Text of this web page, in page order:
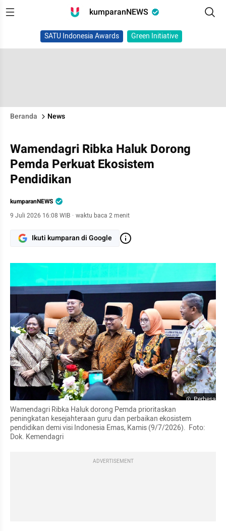
kumparanNEWS
SATU Indonesia Awards Green Initiative
Beranda News
Wamendagri Ribka Haluk Dorong
Pemda Perkuat Ekosistem
Pendidikan
kumparanNEWS
9 Juli 2026 16:08 WIB · waktu baca 2 menit
Ikuti kumparan di Google
Perbesar
Wamendagri Ribka Haluk dorong Pemda prioritaskan
peningkatan kesejahteraan guru dan perbaikan ekosistem
pendidikan demi visi Indonesia Emas, Kamis (9/7/2026).  Foto:
Dok. Kemendagri
ADVERTISEMENT